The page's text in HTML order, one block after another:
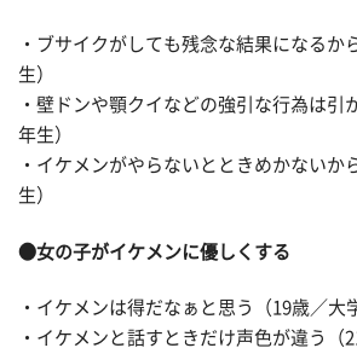
・ブサイクがしても残念な結果になるか
生）
・壁ドンや顎クイなどの強引な行為は引
年生）
・イケメンがやらないとときめかないか
生）
●女の子がイケメンに優しくする
・イケメンは得だなぁと思う（19歳／大
・イケメンと話すときだけ声色が違う（